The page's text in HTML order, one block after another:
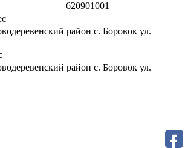
620901001
район с. Боровок ул.
район с. Боровок ул.